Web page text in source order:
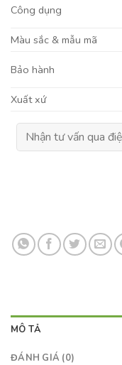
Công dụng
Màu sắc & mẫu mã
Bảo hành
Xuất xứ
MÔ TẢ
ĐÁNH GIÁ (0)